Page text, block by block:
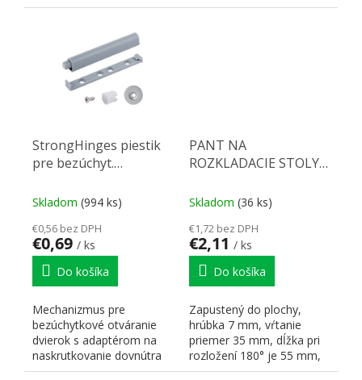
StrongHinges piestik
pre bezúchyt.
magnetom a
Skladom (994 ks)
€0,56 bez DPH
€0,69 / ks
Do košíka
Mechanizmus pre
bezúchytkové otváranie
dvierok s adaptérom na
naskrutkovanie dovnútra
korpusu, s magnetom.
PANT NA
ROZKLADACIE STOLY
Skladom (36 ks)
€1,72 bez DPH
€2,11 / ks
Do košíka
Zapustený do plochy,
hrúbka 7 mm, vŕtanie
priemer 35 mm, dĺžka pri
rozložení 180° je 55 mm,
6 zahĺbených otvorov pre...